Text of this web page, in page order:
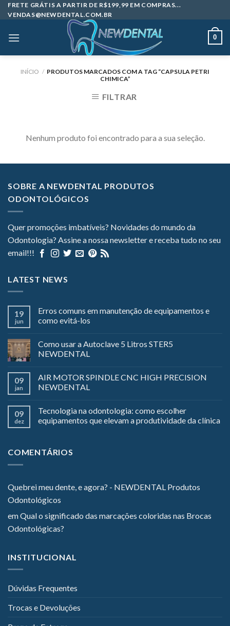
Skip
to
FRETE GRÁTIS A PARTIR DE R$199,99 EM COMPRAS...
VENDAS@NEWDENTAL.COM.BR
0
INÍCIO / PRODUTOS MARCADOS COM A TAG “CAPSULA PETRI
CHIMICA”
FILTRAR
Nenhum produto foi encontrado para a sua seleção.
SOBRE A NEWDENTAL PRODUTOS
ODONTOLÓGICOS
Quer promoções imbatíveis? Novidades do mundo da
Odontologia? Assine a nossa newsletter e receba tudo no seu
email!!!
LATEST NEWS
19
jun
Erros comuns em manutenção de equipamentos e
como evitá-los
Como usar a Autoclave 5 Litros STER5
NEWDENTAL
09
jan
AIR MOTOR SPINDLE CNC HIGH PRECISION
NEWDENTAL
09
dez
Tecnologia na odontologia: como escolher
equipamentos que elevam a produtividade da clínica
COMENTÁRIOS
Quebrei meu dente, e agora? - NEWDENTAL Produtos
Odontológicos
emQual o significado das marcações coloridas nas Brocas
Odontológicas?
INSTITUCIONAL
Dúvidas Frequentes
Trocas e Devoluções